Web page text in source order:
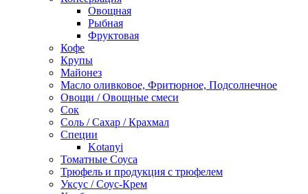
Овощная
Рыбная
Фруктовая
Кофе
Крупы
Майонез
Масло оливковое, Фритюрное, Подсолнечное
Овощи / Овощные смеси
Сок
Соль / Сахар / Крахмал
Специи
Kotanyi
Томатные Соуса
Трюфель и продукция с трюфелем
Уксус / Соус-Крем